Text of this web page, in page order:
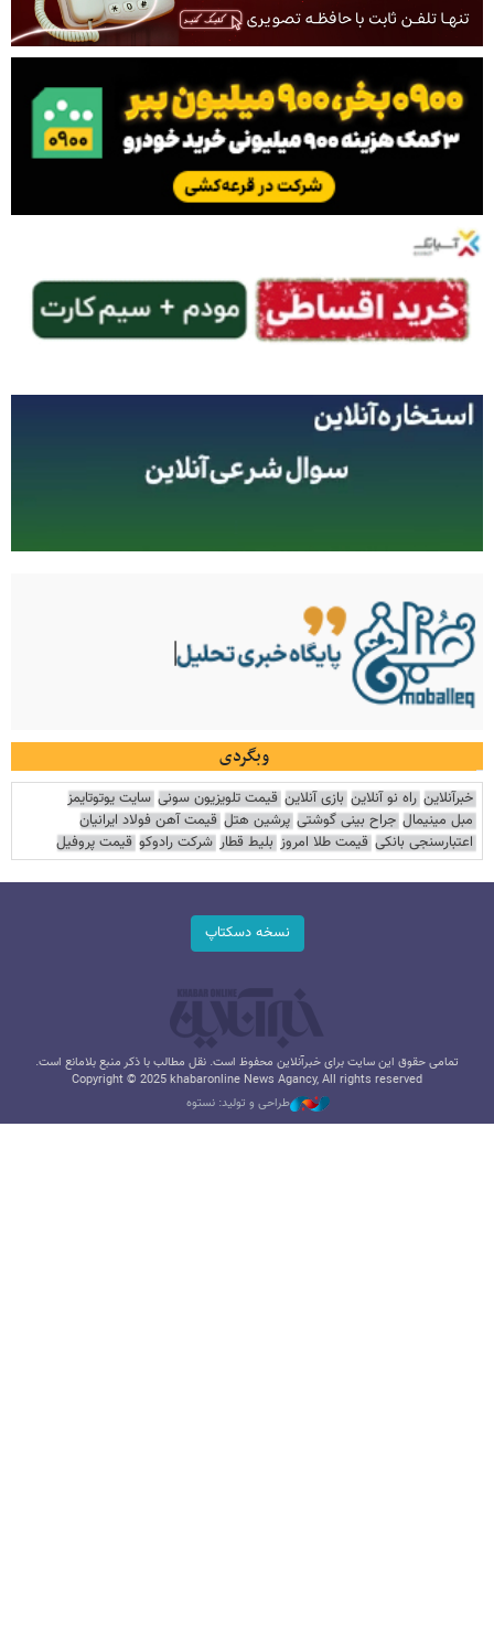
وبگردی
خبرآنلاین راه نو آنلاین بازی آنلاین قیمت تلویزیون سونی سایت یوتوتایمز
مبل مینیمال جراح بینی گوشتی پرشین هتل قیمت آهن فولاد ایرانیان
اعتبارسنجی بانکی قیمت طلا امروز بلیط قطار شرکت رادوکو قیمت پروفیل
نسخه دسکتاپ
تمامی حقوق این سایت برای خبرآنلاین محفوظ است. نقل مطالب با ذکر منبع بلامانع است.
Copyright © 2025 khabaronline News Agancy, All rights reserved
طراحی و تولید: نستوه